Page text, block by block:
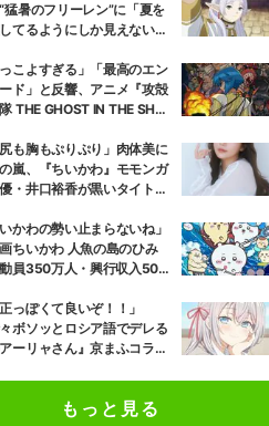
猛暑のフリーレン”に「夏を
てるようにしか見えない」
っこよすぎる」「最高のエン
ード」と反響、アニメ『攻殻
THE GHOST IN THE SHEL
尻も胸もぷりぷり」肉体美に
嵐、『ちいかわ』モモンガ
・井口裕香が黒いタイトウ
いかわの勢い止まらないね」
画ちいかわ 人魚の島のひみ
員350万人・興行収入50億
正っぽくて良いぞ！！」
々ボソッとロシア語でデレる
ーリャさん』京まふコラボ
もっと見る